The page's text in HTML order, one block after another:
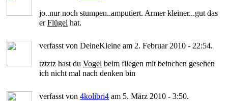
jo..nur noch stumpen..amputiert. Armer kleiner...gut das
erFlügel hat.
verfasst von DeineKleine am 2. Februar 2010 - 22:54.
tztztz hast du Vogel beim fliegen mit beinchen gesehen
ich nicht mal nach denken bin
verfasst von 4kolibri4 am 5. März 2010 - 3:50.